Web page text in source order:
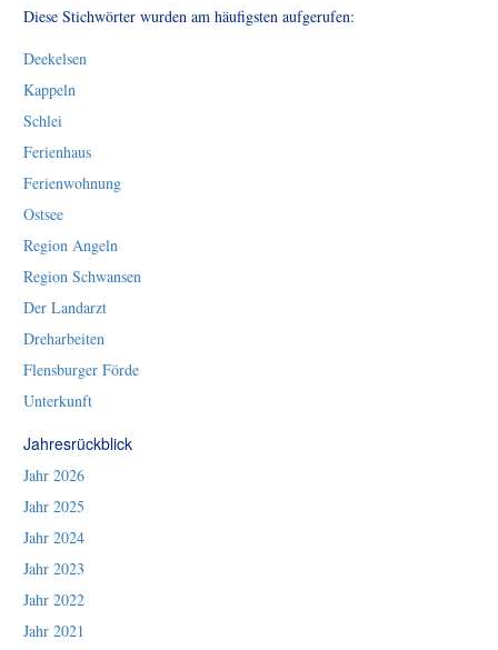
Diese Stichwörter wurden am häufigsten aufgerufen:
Deekelsen
Kappeln
Schlei
Ferienhaus
Ferienwohnung
Ostsee
Region Angeln
Region Schwansen
Der Landarzt
Dreharbeiten
Flensburger Förde
Unterkunft
Jahresrückblick
Jahr 2026
Jahr 2025
Jahr 2024
Jahr 2023
Jahr 2022
Jahr 2021